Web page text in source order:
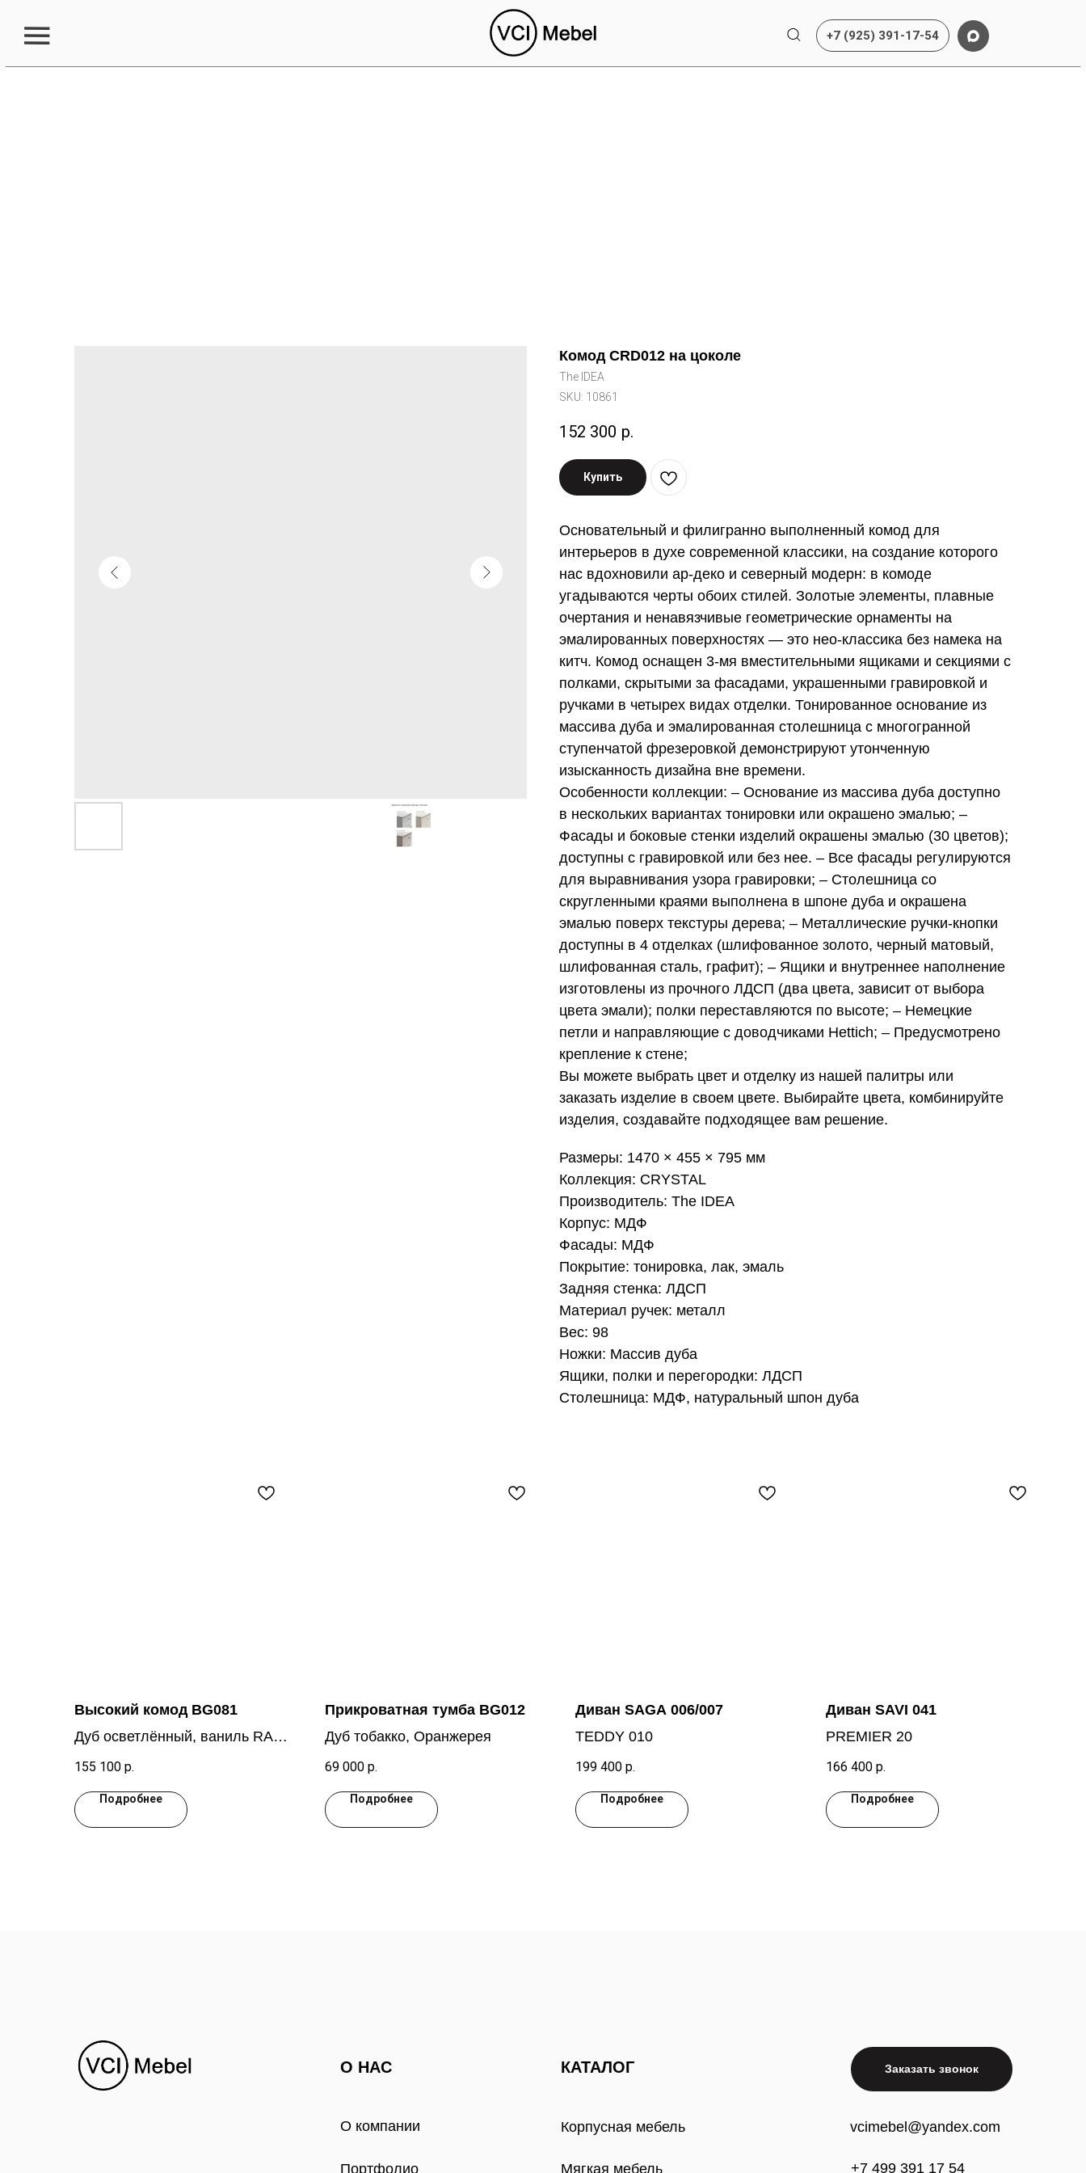
+7 (925) 391-17-54
Комод CRD012 на цоколе
The IDEA
SKU: 10861
152 300 р.
Купить
Основательный и филигранно выполненный комод для
интерьеров в духе современной классики, на создание которого
нас вдохновили ар-деко и северный модерн: в комоде
угадываются черты обоих стилей. Золотые элементы, плавные
очертания и ненавязчивые геометрические орнаменты на
эмалированных поверхностях — это нео-классика без намека на
китч. Комод оснащен 3-мя вместительными ящиками и секциями с
полками, скрытыми за фасадами, украшенными гравировкой и
ручками в четырех видах отделки. Тонированное основание из
массива дуба и эмалированная столешница с многогранной
ступенчатой фрезеровкой демонстрируют утонченную
изысканность дизайна вне времени.
Особенности коллекции: – Основание из массива дуба доступно
в нескольких вариантах тонировки или окрашено эмалью; –
Фасады и боковые стенки изделий окрашены эмалью (30 цветов);
доступны с гравировкой или без нее. – Все фасады регулируются
для выравнивания узора гравировки; – Столешница со
скругленными краями выполнена в шпоне дуба и окрашена
эмалью поверх текстуры дерева; – Металлические ручки-кнопки
доступны в 4 отделках (шлифованное золото, черный матовый,
шлифованная сталь, графит); – Ящики и внутреннее наполнение
изготовлены из прочного ЛДСП (два цвета, зависит от выбора
цвета эмали); полки переставляются по высоте; – Немецкие
петли и направляющие с доводчиками Hettich; – Предусмотрено
крепление к стене;
Вы можете выбрать цвет и отделку из нашей палитры или
заказать изделие в своем цвете. Выбирайте цвета, комбинируйте
изделия, создавайте подходящее вам решение.
Размеры: 1470 × 455 × 795 мм
Коллекция: CRYSTAL
Производитель: The IDEA
Корпус: МДФ
Фасады: МДФ
Покрытие: тонировка, лак, эмаль
Задняя стенка: ЛДСП
Материал ручек: металл
Вес: 98
Ножки: Массив дуба
Ящики, полки и перегородки: ЛДСП
Столешница: МДФ, натуральный шпон дуба
Высокий комод BG081
Дуб осветлённый, ваниль RAL
9010
155 100 р.
Подробнее
Прикроватная тумба BG012
Дуб тобакко, Оранжерея
69 000 р.
Подробнее
Диван SAGA 006/007
TEDDY 010
199 400 р.
Подробнее
Диван SAVI 041
PREMIER 20
166 400 р.
Подробнее
О компании
О НАС КАТАЛОГ
Портфолио
Корпусная мебель
Мягкая мебель
vcimebel@yandex.com
+7 499 391 17 54
Заказать звонок